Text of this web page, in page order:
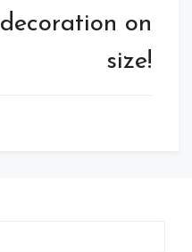
decoration on
size!